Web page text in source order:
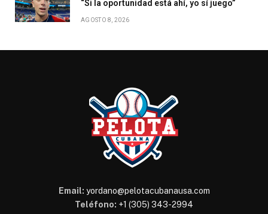
“Si la oportunidad está ahí, yo sí juego”
AGOSTO 8, 2026
Email: yordano@pelotacubanausa.com
Teléfono: +1 (305) 343-2994